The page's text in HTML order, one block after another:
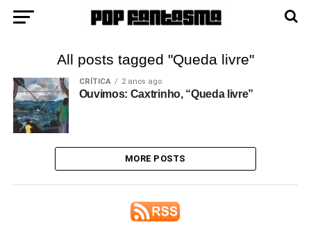
All posts tagged "Queda livre"
CRÍTICA 2 anos ago
Ouvimos: Caxtrinho, “Queda livre”
MORE POSTS